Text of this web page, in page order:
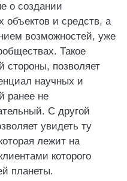
о создании
объектов и средств, а
возможностей, уже
Такое
стороны, позволяет
научных и
ранее не
С другой
увидеть ту
лежит на
которого
планеты.